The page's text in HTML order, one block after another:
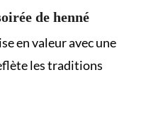
de henné
en valeur avec une
les traditions